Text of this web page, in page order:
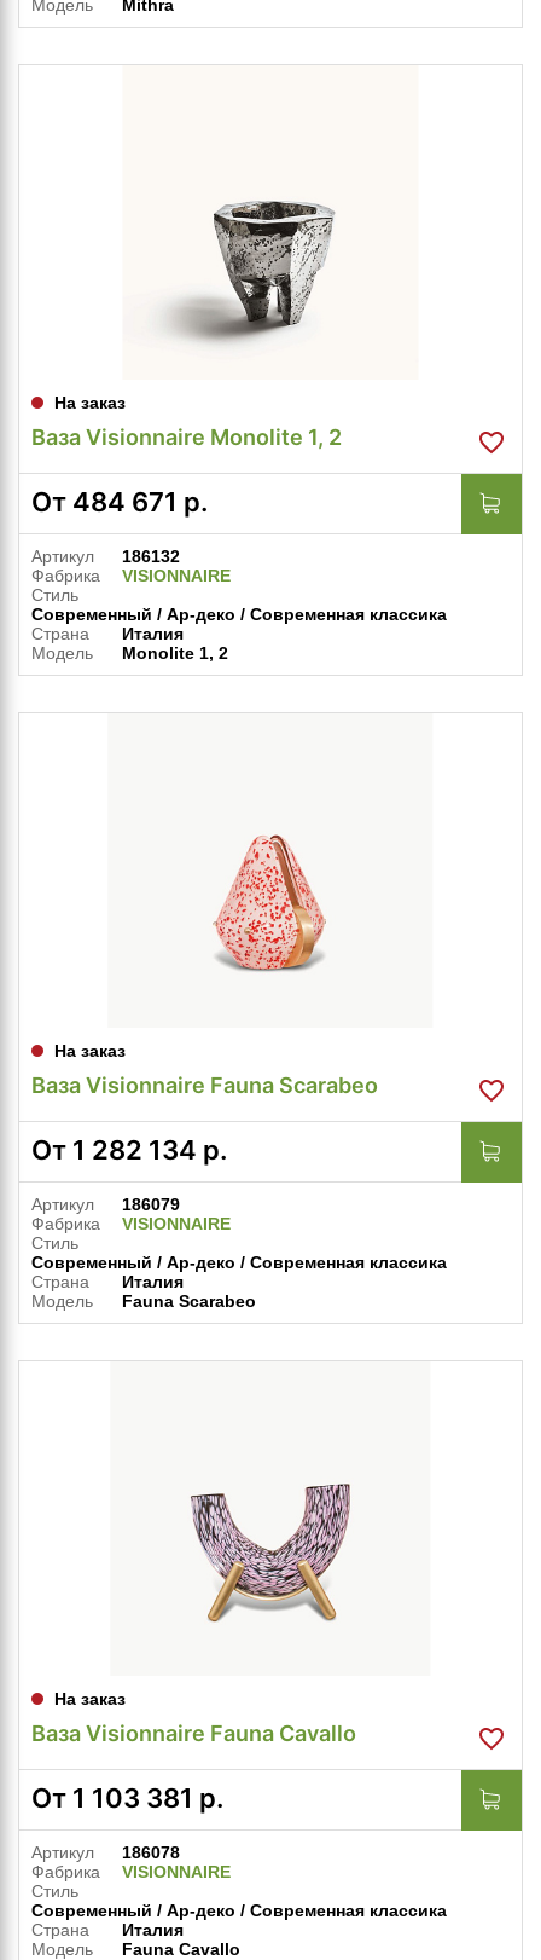
Модель Mithra
На заказ
Ваза Visionnaire Monolite 1, 2
От 484 671 р.
Артикул
186132
Фабрика
VISIONNAIRE
Стиль
Современный / Ар-деко / Современная классика
Страна
Италия
Модель
Monolite 1, 2
На заказ
Ваза Visionnaire Fauna Scarabeo
От 1 282 134 р.
Артикул
186079
Фабрика
VISIONNAIRE
Стиль
Современный / Ар-деко / Современная классика
Страна
Италия
Модель
Fauna Scarabeo
На заказ
Ваза Visionnaire Fauna Cavallo
От 1 103 381 р.
Артикул
186078
Фабрика
VISIONNAIRE
Стиль
Современный / Ар-деко / Современная классика
Страна
Италия
Модель
Fauna Cavallo